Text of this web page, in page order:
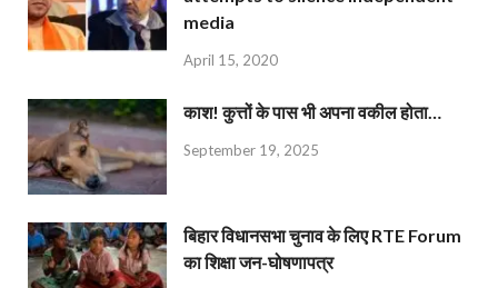
media
April 15, 2020
काश! कुत्तों के पास भी अपना वकील होता…
September 19, 2025
बिहार विधानसभा चुनाव के लिए RTE Forum
का शिक्षा जन-घोषणापत्र